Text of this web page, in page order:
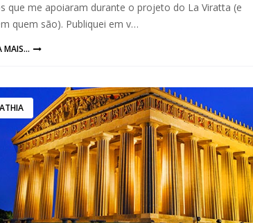
que me apoiaram durante o projeto do La Viratta (e
quem são). Publiquei em v…
MAIS...
ATHIA